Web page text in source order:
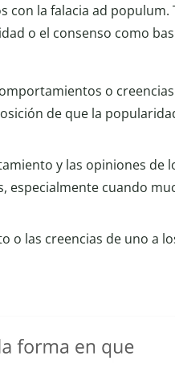
con la falacia ad populum.
o el consenso como
o creencias
de que la
y las opiniones de
especialmente cuando
o las creencias de uno a